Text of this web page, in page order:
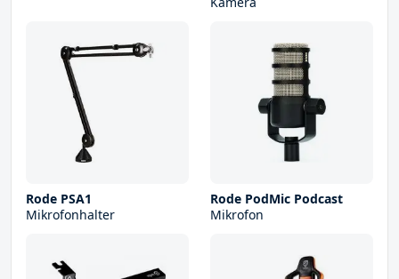
Rode PSA1
Mikrofonhalter
Rode PodMic Podcast
Mikrofon